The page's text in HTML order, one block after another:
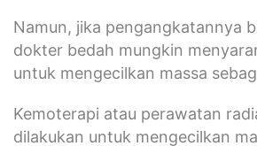
Namun, jika pengangkatannya
dokter bedah mungkin
untuk mengecilkan massa
Kemoterapi atau perawatan
dilakukan untuk mengecilkan